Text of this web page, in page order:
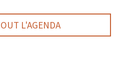
L'AGENDA